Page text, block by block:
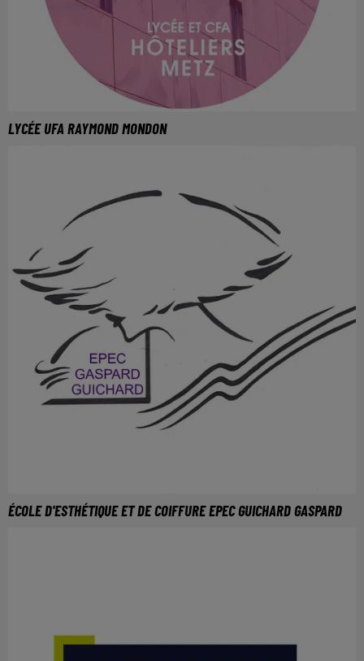
LYCÉE UFA RAYMOND MONDON
ÉCOLE D'ESTHÉTIQUE ET DE COIFFURE EPEC GUICHARD GASPARD